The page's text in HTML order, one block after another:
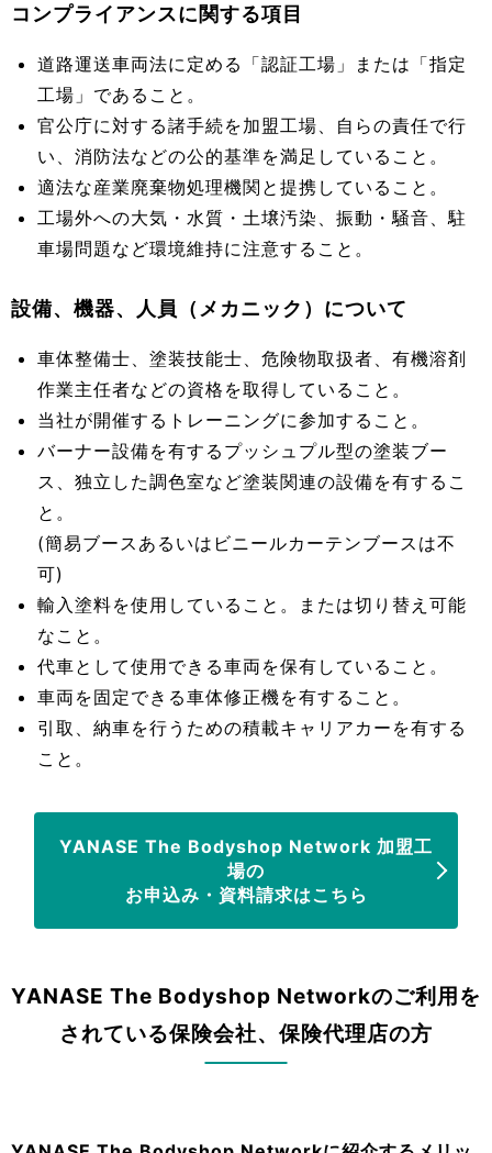
コンプライアンスに関する項目
道路運送車両法に定める「認証工場」または「指定
工場」であること。
官公庁に対する諸手続を加盟工場、自らの責任で行
い、消防法などの公的基準を満足していること。
適法な産業廃棄物処理機関と提携していること。
工場外への大気・水質・土壌汚染、振動・騒音、駐
車場問題など環境維持に注意すること。
設備、機器、人員（メカニック）について
車体整備士、塗装技能士、危険物取扱者、有機溶剤
作業主任者などの資格を取得していること。
当社が開催するトレーニングに参加すること。
バーナー設備を有するプッシュプル型の塗装ブー
ス、独立した調色室など塗装関連の設備を有するこ
と。
(簡易ブースあるいはビニールカーテンブースは不
可)
輸入塗料を使用していること。または切り替え可能
なこと。
代車として使用できる車両を保有していること。
車両を固定できる車体修正機を有すること。
引取、納車を行うための積載キャリアカーを有する
こと。
YANASE The Bodyshop Network 加盟工
場の
お申込み・資料請求はこちら
YANASE The Bodyshop Networkのご利用を
されている保険会社、保険代理店の方